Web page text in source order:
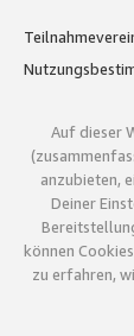
Auf dieser
anzubieten,
Deiner
können
zu erfahren,